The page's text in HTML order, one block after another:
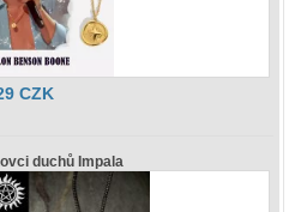
CZK
duchů Impala